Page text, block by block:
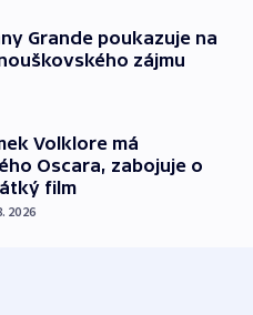
Grande poukazuje na
zájmu
Volklore má
Oscara, zabojuje o
film
2026